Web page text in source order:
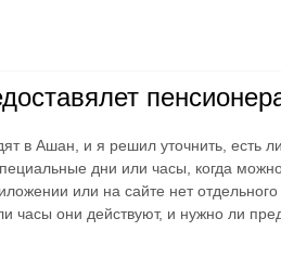
в Ашан, и я решил уточнить, есть
дни или часы, когда
или на сайте нет
часы они действуют, и нужно ли
Открыть
Подпишись на
промокоды